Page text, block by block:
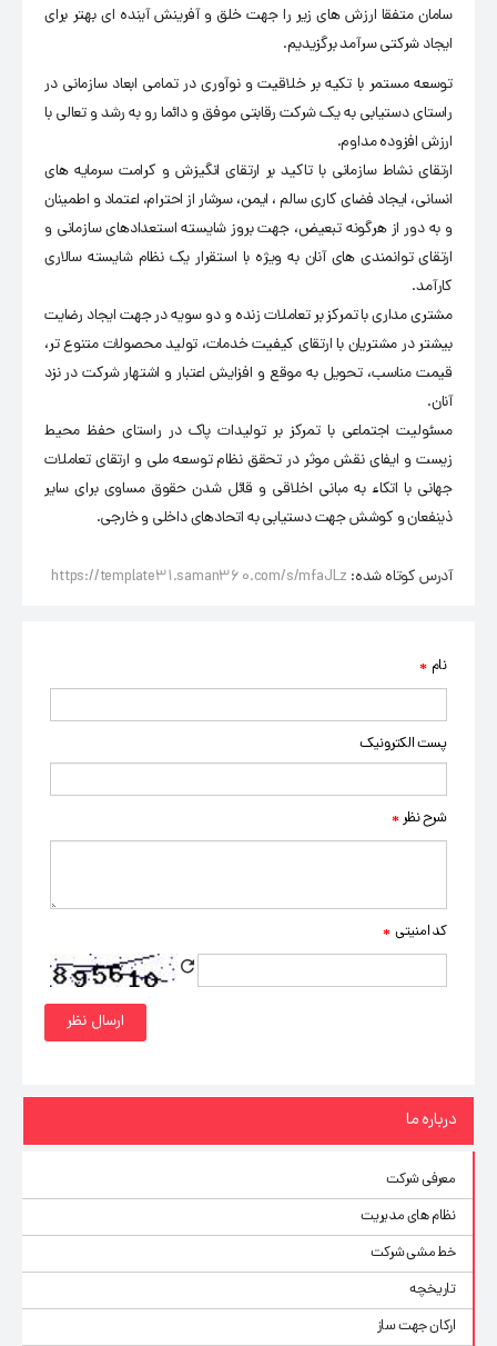
سامان متفقا ارزش های زیر را جهت خلق و آفرینش آینده ای بهتر برای
ایجاد شرکتی سرآمد برگزیدیم.
توسعه مستمر با تکیه بر خلاقیت و نوآوری در تمامی ابعاد سازمانی در
راستای دستیابی به یک شرکت رقابتی موفق و دائما رو به رشد و تعالی با
ارزش افزوده مداوم.
ارتقای نشاط سازمانی با تاکید بر ارتقای انگیزش و کرامت سرمایه های
انسانی، ایجاد فضای کاری سالم ، ایمن، سرشار از احترام، اعتماد و اطمینان
و به دور از هرگونه تبعیض، جهت بروز شایسته استعدادهای سازمانی و
ارتقای توانمندی های آنان به ویژه با استقرار یک نظام شایسته سالاری
کارآمد.
مشتری مداری با تمرکز بر تعاملات زنده و دو سویه در جهت ایجاد رضایت
بیشتر در مشتریان با ارتقای کیفیت خدمات، تولید محصولات متنوع تر،
قیمت مناسب، تحویل به موقع و افزایش اعتبار و اشتهار شرکت در نزد
آنان.
مسئولیت اجتماعی با تمرکز بر تولیدات پاک در راستای حفظ محیط
زیست و ایفای نقش موثر در تحقق نظام توسعه ملی و ارتقای تعاملات
جهانی با اتکاء به مبانی اخلاقی و قائل شدن حقوق مساوی برای سایر
ذینفعان و کوشش جهت دستیابی به اتحادهای داخلی و خارجی.
آدرس کوتاه شده: https://template31.saman360.com/s/mfaJLz
نام *
پست الکترونیک
شرح نظر *
کد امنیتی *
درباره ما
معرفی شرکت
نظام های مدیریت
خط مشی شرکت
تاریخچه
ارکان جهت ساز